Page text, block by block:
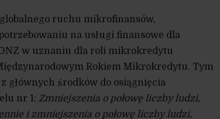
ruchu mikrofinansów,
na usługi finansowe dla
w uznaniu dla roli mikrokredytu
Rokiem Mikrokredytu. Tym
głównych środków do osiągnięcia
nr 1: Zmniejszenia o połowę liczby ludzi,
i zmniejszenia o połowę liczby ludzi,